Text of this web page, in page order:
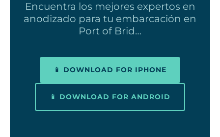
Encuentra los mejores expertos en
anodizado para tu embarcación en
Port of Brid…
📱 DOWNLOAD FOR IPHONE
📱 DOWNLOAD FOR ANDROID